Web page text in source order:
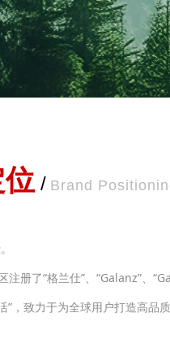
/ Brand
册了“格兰仕”、“Galanz”、
，致力于为全球用户打造高品